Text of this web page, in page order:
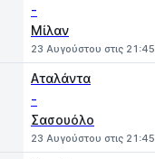
-
Μίλαν
23 Αυγούστου στις 21:45
Αταλάντα
-
Σασουόλο
23 Αυγούστου στις 21:45